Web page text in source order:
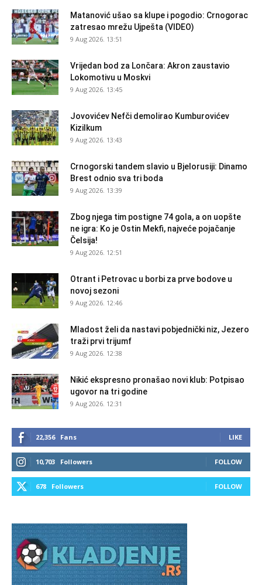
Matanović ušao sa klupe i pogodio: Crnogorac
zatresao mrežu Ujpešta (VIDEO)
9 Aug 2026. 13:51
Vrijedan bod za Lončara: Akron zaustavio
Lokomotivu u Moskvi
9 Aug 2026. 13:45
Jovovićev Nefči demolirao Kumburovićev
Kizilkum
9 Aug 2026. 13:43
Crnogorski tandem slavio u Bjelorusiji: Dinamo
Brest odnio sva tri boda
9 Aug 2026. 13:39
Zbog njega tim postigne 74 gola, a on uopšte
ne igra: Ko je Ostin Mekfi, najveće pojačanje
Čelsija!
9 Aug 2026. 12:51
Otrant i Petrovac u borbi za prve bodove u
novoj sezoni
9 Aug 2026. 12:46
Mladost želi da nastavi pobjednički niz, Jezero
traži prvi trijumf
9 Aug 2026. 12:38
Nikić ekspresno pronašao novi klub: Potpisao
ugovor na tri godine
9 Aug 2026. 12:31
22,356 Fans LIKE
10,703 Followers FOLLOW
678 Followers FOLLOW